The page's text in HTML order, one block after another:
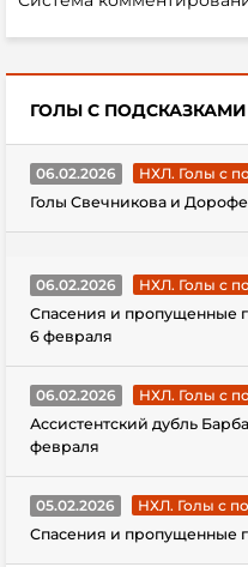
ГОЛЫ С ПОДСКАЗКАМИ
06.02.2026
НХЛ. Голы с
Голы Свечникова и
06.02.2026
НХЛ. Голы с
Спасения и пропущенные
6 февраля
06.02.2026
НХЛ. Голы с
Ассистентский дубль
февраля
05.02.2026
НХЛ. Голы с
Спасения и пропущенные